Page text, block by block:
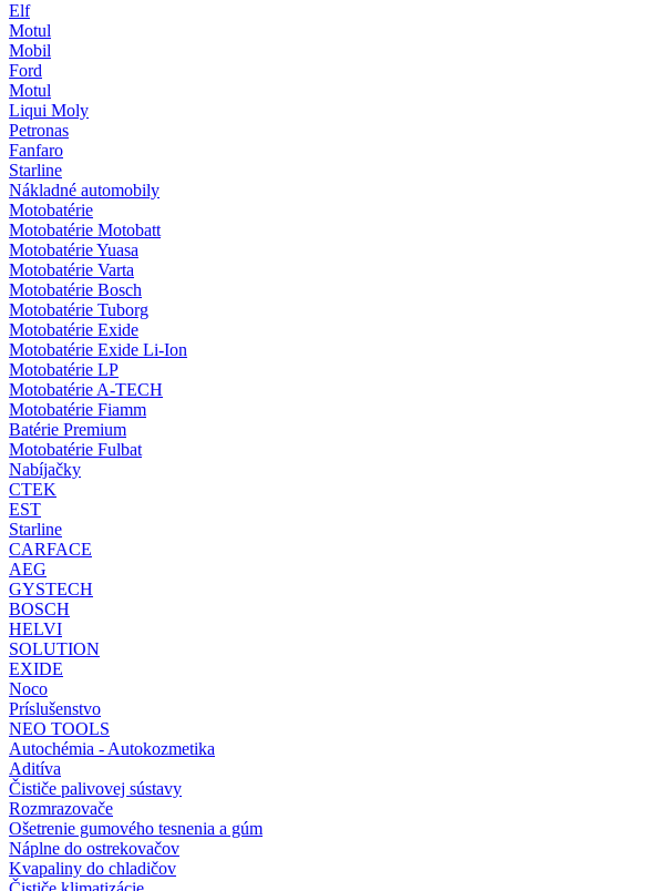
Elf
Motul
Mobil
Ford
Motul
Liqui Moly
Petronas
Fanfaro
Starline
Nákladné automobily
Motobatérie
Motobatérie Motobatt
Motobatérie Yuasa
Motobatérie Varta
Motobatérie Bosch
Motobatérie Tuborg
Motobatérie Exide
Motobatérie Exide Li-Ion
Motobatérie LP
Motobatérie A-TECH
Motobatérie Fiamm
Batérie Premium
Motobatérie Fulbat
Nabíjačky
CTEK
EST
Starline
CARFACE
AEG
GYSTECH
BOSCH
HELVI
SOLUTION
EXIDE
Noco
Príslušenstvo
NEO TOOLS
Autochémia - Autokozmetika
Aditíva
Čističe palivovej sústavy
Rozmrazovače
Ošetrenie gumového tesnenia a gúm
Náplne do ostrekovačov
Kvapaliny do chladičov